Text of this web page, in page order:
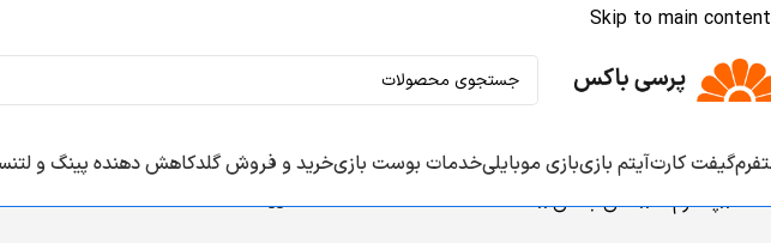
Skip to main content
گیفت کارت‌آیتم‌ بازی‌بازی موبایلیخدمات بوست بازی‌خرید و فروش گلدکاهش دهنده پینگ و
خانه/ پلتفرم‌ها/ اکس باکس/
Xbox Game Pass 1 Month